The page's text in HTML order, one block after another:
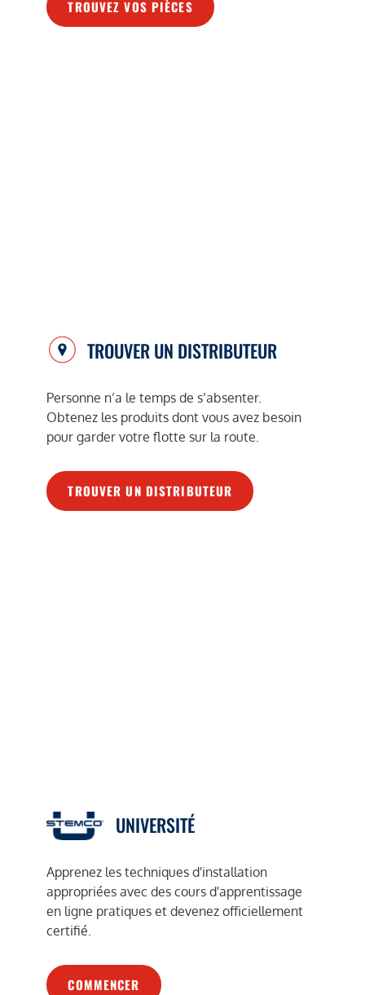
TROUVEZ VOS PIÈCES
TROUVER UN DISTRIBUTEUR
Personne n’a le temps de s’absenter.
Obtenez les produits dont vous avez besoin
pour garder votre flotte sur la route.
TROUVER UN DISTRIBUTEUR
UNIVERSITÉ
Apprenez les techniques d'installation
appropriées avec des cours d'apprentissage
en ligne pratiques et devenez officiellement
certifié.
COMMENCER